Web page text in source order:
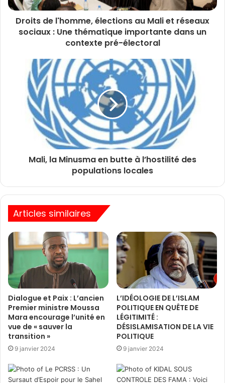
Droits de l'homme, élections au Mali et réseaux
sociaux : Une thématique importante dans un
contexte pré-électoral
Mali, la Minusma en butte à l’hostilité des
populations locales
Articles similaires
Dialogue et Paix : L’ancien
Premier ministre Moussa
Mara encourage l’unité en
vue de « sauver la
transition »
9 janvier 2024
L’IDÉOLOGIE DE L’ISLAM
POLITIQUE EN QUÊTE DE
LÉGITIMITÉ :
DÉSISLAMISATION DE LA VIE
POLITIQUE
9 janvier 2024